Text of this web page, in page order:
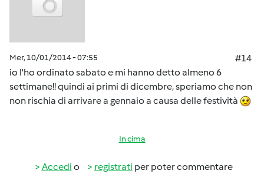
Mer, 10/01/2014 - 07:55
#14
io l'ho ordinato sabato e mi hanno detto almeno 6
settimane!! quindi ai primi di dicembre, speriamo che non
non rischia di arrivare a gennaio a causa delle festività
In cima
Accedi o registrati per poter commentare